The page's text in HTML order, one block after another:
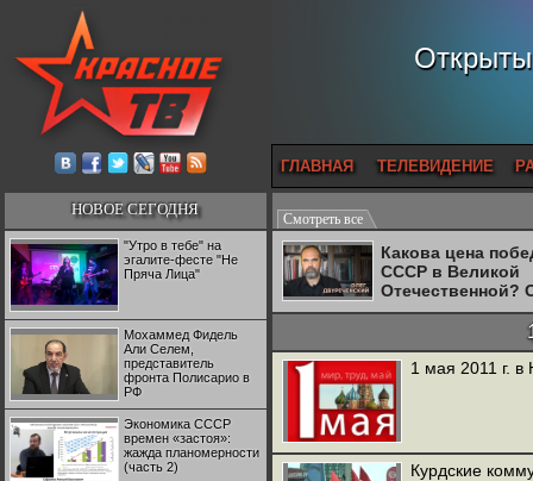
ГЛАВНАЯ ТЕЛЕВИДЕНИЕ
НОВОЕ СЕГОДНЯ
"Утро в тебе" на
эгалите-фесте "Не
Пряча Лица"
Мохаммед Фидель
Али Селем,
представитель
фронта Полисарио в
РФ
Экономика СССР
времен «застоя»:
жажда планомерности
(часть 2)
Смотреть все
Какова цена
СССР в Великой
Отечественной?
Двуреченский о
1 мая 2011 г.
Курдские